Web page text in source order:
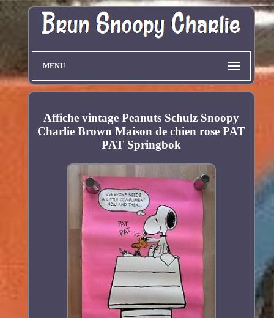
MENU
Affiche vintage Peanuts Schulz Snoopy
Charlie Brown Maison de chien rose PAT
PAT Springbok